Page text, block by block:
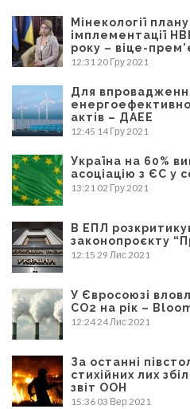
Мінекології
імплементації
року – віце-
12:3120 Гру 2021
Для
актів – ДАЕЕ
12:45 14 Гру 2021
Україна на 60%
асоціацію з ЄС у
13:21 02 Гру 2021
В ЕПЛ
законопроєкту
12:15 29 Лис 2021
У Євросоюзі
CO2 на рік –
12:2424 Лис 2021
За останні
стихійних лих
звіт ООН
15:36 03 Вер 2021